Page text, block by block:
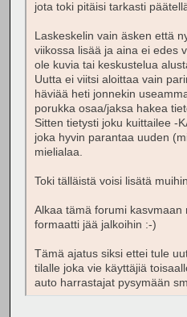
jota toki pitäisi tarkasti
Laskeskelin vain äsken että
viikossa lisää ja aina ei edes
ole kuvia tai keskustelua
Uutta ei viitsi aloittaa vain
häviää heti jonnekin
porukka osaa/jaksa hakea
Sitten tietysti joku kuittailee -
joka hyvin parantaa uuden
mielialaa.
Toki tälläistä voisi lisätä
Alkaa tämä forumi kasvmaan
formaatti jää jalkoihin :-)
Tämä ajatus siksi ettei tule
tilalle joka vie käyttäjiä
auto harrastajat pysymään